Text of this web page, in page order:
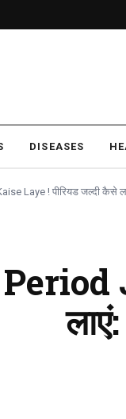
DISEASES
Laye ! पीरियड जल्दी कैसे
Period